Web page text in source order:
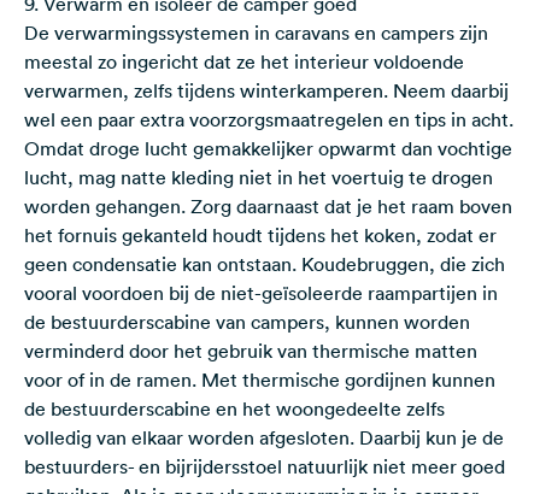
De verwarmingssystemen in caravans en campers zijn
meestal zo ingericht dat ze het interieur voldoende
verwarmen, zelfs tijdens winterkamperen. Neem daarbij
wel een paar extra voorzorgsmaatregelen en tips in acht.
Omdat droge lucht gemakkelijker opwarmt dan vochtige
lucht, mag natte kleding niet in het voertuig te drogen
worden gehangen. Zorg daarnaast dat je het raam boven
het fornuis gekanteld houdt tijdens het koken, zodat er
geen condensatie kan ontstaan. Koudebruggen, die zich
vooral voordoen bij de niet-geïsoleerde raampartijen in
de bestuurderscabine van campers, kunnen worden
verminderd door het gebruik van thermische matten
voor of in de ramen. Met thermische gordijnen kunnen
de bestuurderscabine en het woongedeelte zelfs
volledig van elkaar worden afgesloten. Daarbij kun je de
bestuurders- en bijrijdersstoel natuurlijk niet meer goed